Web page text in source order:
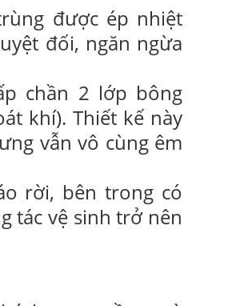
được ép nhiệt
đối, ngăn ngừa
chần 2 lớp bông
khí). Thiết kế này
vẫn vô cùng êm
rời, bên trong có
tác vệ sinh trở nên